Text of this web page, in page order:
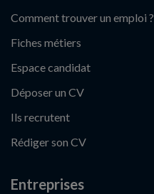
Comment trouver un emploi ?
Fiches métiers
Espace candidat
Déposer un CV
Ils recrutent
Rédiger son CV
Entreprises